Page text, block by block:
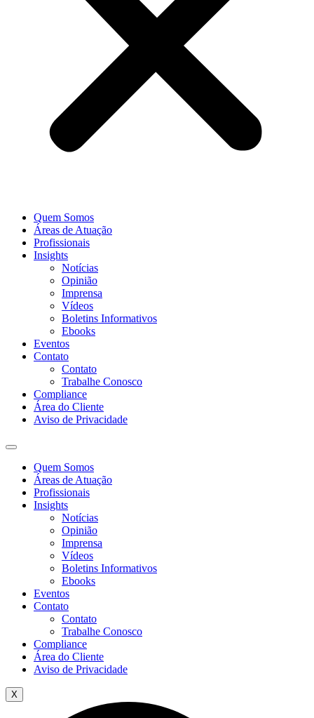
Quem Somos
Áreas de Atuação
Profissionais
Insights
Notícias
Opinião
Imprensa
Vídeos
Boletins Informativos
Ebooks
Eventos
Contato
Contato
Trabalhe Conosco
Compliance
Área do Cliente
Aviso de Privacidade
Quem Somos
Áreas de Atuação
Profissionais
Insights
Notícias
Opinião
Imprensa
Vídeos
Boletins Informativos
Ebooks
Eventos
Contato
Contato
Trabalhe Conosco
Compliance
Área do Cliente
Aviso de Privacidade
X